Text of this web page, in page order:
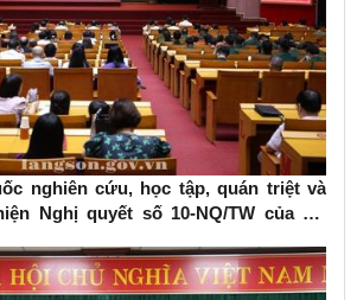
nghiên cứu, học tập, quán triệt và
Nghị quyết số 10-NQ/TW của Bộ